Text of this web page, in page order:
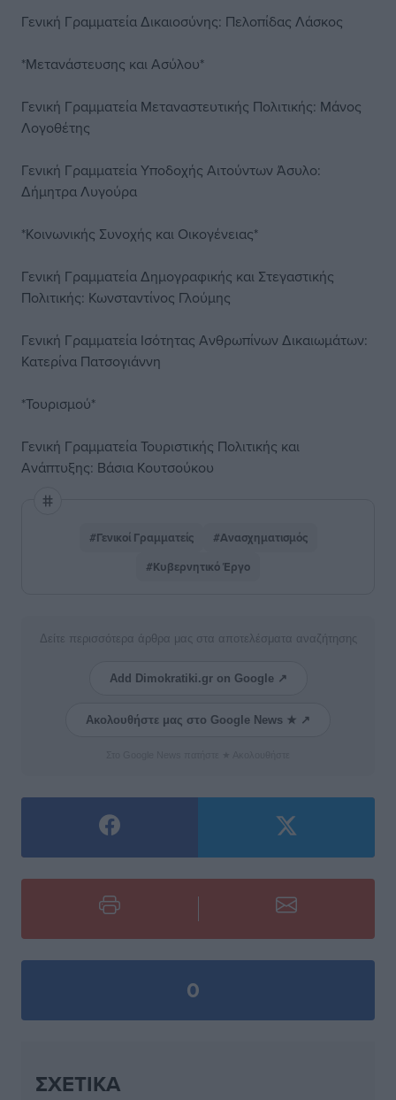
Γενική Γραμματεία Δικαιοσύνης: Πελοπίδας Λάσκος
*Μετανάστευσης και Ασύλου*
Γενική Γραμματεία Μεταναστευτικής Πολιτικής: Μάνος
Λογοθέτης
Γενική Γραμματεία Υποδοχής Αιτούντων Άσυλο:
Δήμητρα Λυγούρα
*Κοινωνικής Συνοχής και Οικογένειας*
Γενική Γραμματεία Δημογραφικής και Στεγαστικής
Πολιτικής: Κωνσταντίνος Γλούμης
Γενική Γραμματεία Ισότητας Ανθρωπίνων Δικαιωμάτων:
Κατερίνα Πατσογιάννη
*Τουρισμού*
Γενική Γραμματεία Τουριστικής Πολιτικής και
Ανάπτυξης: Βάσια Κουτσούκου
#Γενικοί Γραμματείς
#Ανασχηματισμός
#Κυβερνητικό Έργο
Δείτε περισσότερα άρθρα μας στα αποτελέσματα αναζήτησης
Add Dimokratiki.gr on Google ↗
Ακολουθήστε μας στο Google News ★ ↗
0
ΣΧΕΤΙΚΆ